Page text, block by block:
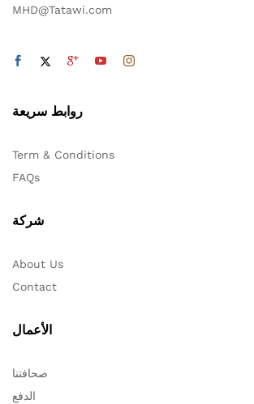
MHD@Tatawi.com
روابط سريعة
Term & Conditions
FAQs
شركة
About Us
Contact
الأعمال
صحافتنا
الدفع